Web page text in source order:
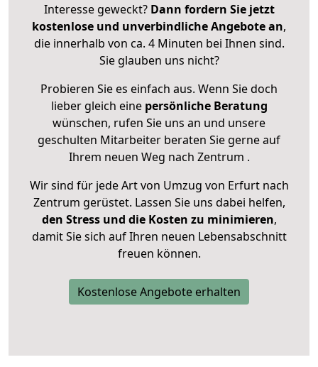
Interesse geweckt? Dann fordern Sie jetzt
kostenlose und unverbindliche Angebote an,
die innerhalb von ca. 4 Minuten bei Ihnen sind.
Sie glauben uns nicht?
Probieren Sie es einfach aus. Wenn Sie doch
lieber gleich eine persönliche Beratung
wünschen, rufen Sie uns an und unsere
geschulten Mitarbeiter beraten Sie gerne auf
Ihrem neuen Weg nach Zentrum .
Wir sind für jede Art von Umzug von Erfurt nach
Zentrum gerüstet. Lassen Sie uns dabei helfen,
den Stress und die Kosten zu minimieren,
damit Sie sich auf Ihren neuen Lebensabschnitt
freuen können.
Kostenlose Angebote erhalten